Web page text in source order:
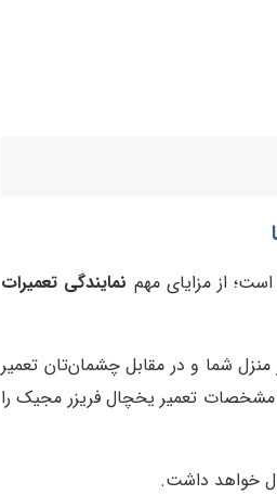
از مزایای مهم نمایندگی تعمیرات
شما و در مقابل چشمان‌تان تعمیر
مشخصات تعمیر یخچال فریزر مجیک را
خواهد داشت.